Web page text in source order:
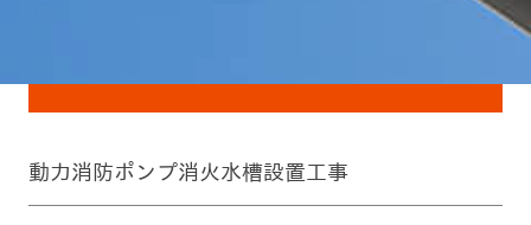
動力消防ポンプ消火水槽設置工事